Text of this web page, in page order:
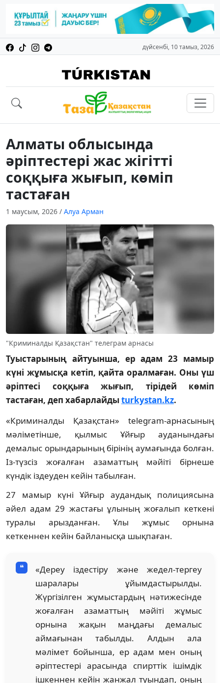
дүйсенбі, 10 тамыз, 2026
Алматы облысында
әріптестері жас жігітті
соққыға жығып, көміп
тастаған
1 маусым, 2026 / Алуа Арман
"Криминалды Қазақстан" телеграм арнасы
Туыстарының айтуынша, ер адам 23 мамыр
күні жұмысқа кетіп, қайта оралмаған. Оны үш
әріптесі соққыға жығып, тірідей көміп
тастаған, деп хабарлайдыturkystan.kz.
«Криминалды Қазақстан» telegram-арнасының
мәліметінше, қылмыс Ұйғыр ауданындағы
демалыс орындарының бірінің аумағында болған.
Із-түзсіз жоғалған азаматтың мәйіті бірнеше
күндік іздеуден кейін табылған.
27 мамыр күні Ұйғыр аудандық полициясына
әйел адам 29 жастағы ұлының жоғалып кеткені
туралы арызданған. Ұлы жұмыс орнына
кеткеннен кейін байланысқа шықпаған.
«Дереу іздестіру және жедел-тергеу
шаралары ұйымдастырылды.
Жүргізілген жұмыстардың нәтижесінде
жоғалған азаматтың мәйіті жұмыс
орнына жақын маңдағы демалыс
аймағынан табылды. Алдын ала
мәлімет бойынша, ер адам мен оның
әріптестері арасында спирттік ішімдік
ішкеннен кейін жанжал туындап, оның